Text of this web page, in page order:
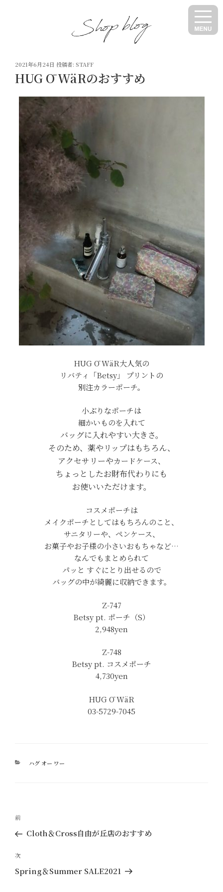
投
稿
日:
2021年6月24日 投稿者: STAFF
HUG Ō WäRのおすすめ
HUG Ō WäR大人気の
リバティ「Betsy」 プリントの
別注カラーポーチ。
小ぶりなポーチは
細かいものを入れて
バッグに入れやすい大きさ。
そのため、薬やリップはもちろん、
アクセサリーやカードケース、
ちょっとしたお財布代わりにも
お使いいただけます。
コスメポーチは
メイクポーチとしてはもちろんのこと、
サニタリーや、ペンケース、
お菓子やお子様の小さいおもちゃなど…
なんでもまとめられて
パッと すぐにとり出せるので
バッグの中が綺麗に収納できます。
Z-747
Betsy pt. ポーチ（S）
2,948yen
Z-748
Betsy pt. コスメポーチ
4,730yen
HUG Ō WäR
03-5729-7045
カ
ハグ オー ワー
投
ナ
ビ
ゲ
過
去
投
稿
前
Cloth＆Cross自由が丘店のおすすめ
次
の
投
次
Spring＆Summer SALE2021